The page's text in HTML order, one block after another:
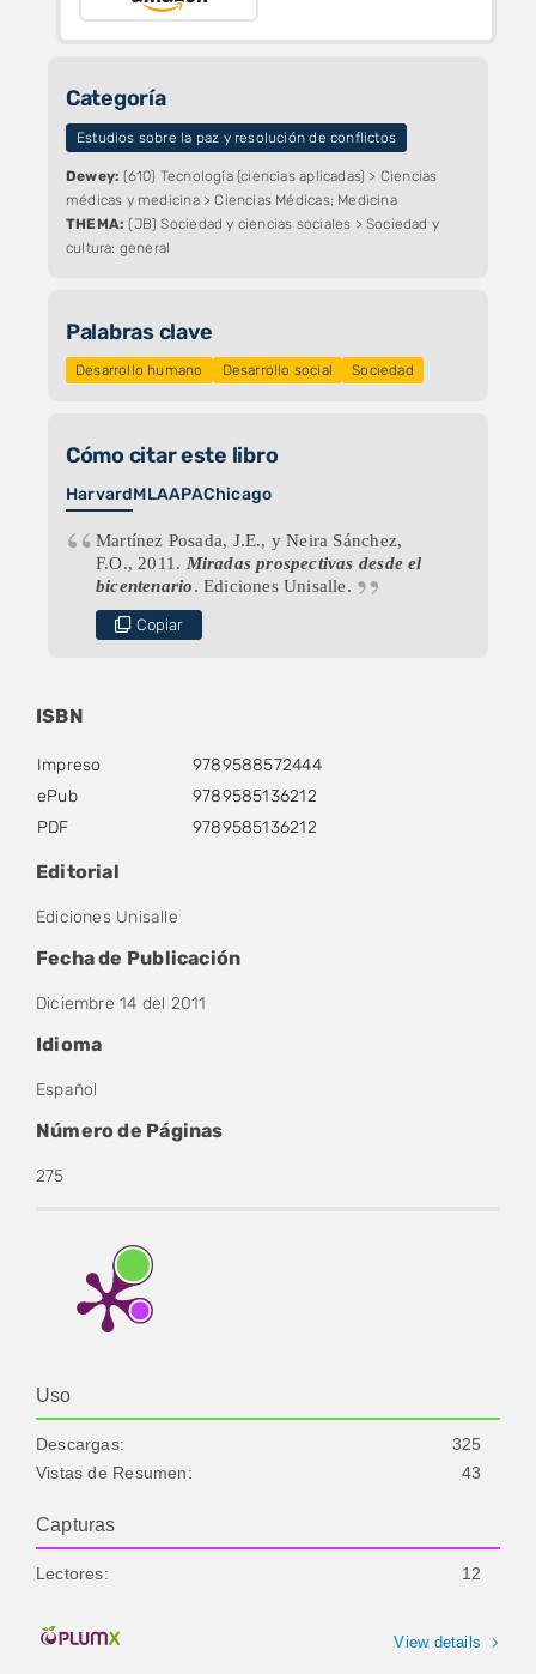
Categoría
Estudios sobre la paz y resolución de conflictos
Dewey: (610) Tecnología (ciencias aplicadas) > Ciencias
médicas y medicina > Ciencias Médicas; Medicina
THEMA: (JB) Sociedad y ciencias sociales > Sociedad y
cultura: general
Palabras clave
Desarrollo humano Desarrollo social Sociedad
Cómo citar este libro
HarvardMLAAPAChicago
Martínez Posada, J.E., y Neira Sánchez,
F.O., 2011. Miradas prospectivas desde el
bicentenario. Ediciones Unisalle.
Copiar
ISBN
Impreso
9789588572444
ePub
9789585136212
PDF
9789585136212
Editorial
Ediciones Unisalle
Fecha de Publicación
Diciembre 14 del 2011
Idioma
Español
Número de Páginas
275
Uso
Descargas:
325
Vistas de Resumen:
43
Capturas
Lectores: 12
View details